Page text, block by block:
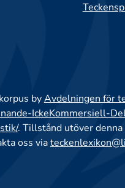
byAvdelningen för
IckeKommersiell-
. Tillstånd utöver
oss via